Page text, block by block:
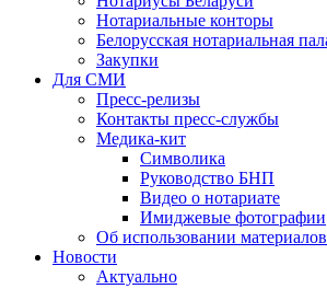
Нотариальные конторы
Белорусская нотариальная
Закупки
Для СМИ
Пресс-релизы
Контакты пресс-службы
Медика-кит
Символика
Руководство БНП
Видео о нотариате
Имиджевые фотографии
Об использовании
Новости
Актуально